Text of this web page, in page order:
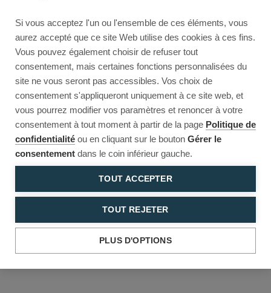
Si vous acceptez l'un ou l'ensemble de ces éléments, vous
aurez accepté que ce site Web utilise des cookies à ces fins.
Vous pouvez également choisir de refuser tout
consentement, mais certaines fonctions personnalisées du
site ne vous seront pas accessibles. Vos choix de
consentement s'appliqueront uniquement à ce site web, et
vous pourrez modifier vos paramètres et renoncer à votre
consentement à tout moment à partir de la page Politique de
confidentialité ou en cliquant sur le bouton Gérer le
consentement dans le coin inférieur gauche.
TOUT ACCEPTER
TOUT REJETER
PLUS D'OPTIONS
Reload to try again, or go back.
Reload Back